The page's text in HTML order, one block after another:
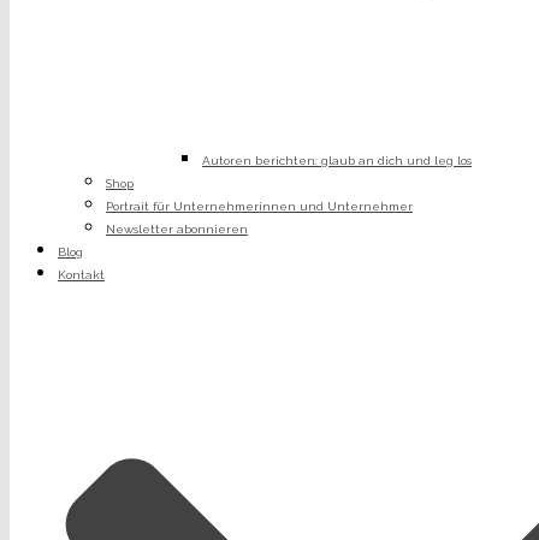
Autoren berichten: glaub an dich und leg los
Shop
Portrait für Unternehmerinnen und Unternehmer
Newsletter abonnieren
Blog
Kontakt